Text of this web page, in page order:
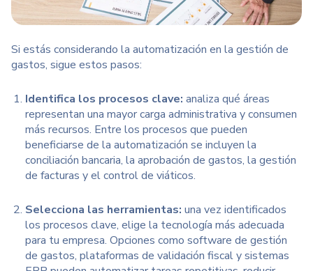
Si estás considerando la automatización en la gestión de
gastos, sigue estos pasos:
Identifica los procesos clave: analiza qué áreas
representan una mayor carga administrativa y consumen
más recursos. Entre los procesos que pueden
beneficiarse de la automatización se incluyen la
conciliación bancaria, la aprobación de gastos, la gestión
de facturas y el control de viáticos.
Selecciona las herramientas: una vez identificados
los procesos clave, elige la tecnología más adecuada
para tu empresa. Opciones como software de gestión
de gastos, plataformas de validación fiscal y sistemas